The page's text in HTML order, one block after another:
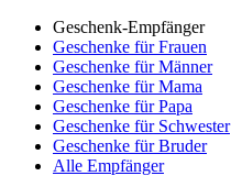
Geschenk-Empfänger
Geschenke für Frauen
Geschenke für Männer
Geschenke für Mama
Geschenke für Papa
Geschenke für Schwester
Geschenke für Bruder
Alle Empfänger